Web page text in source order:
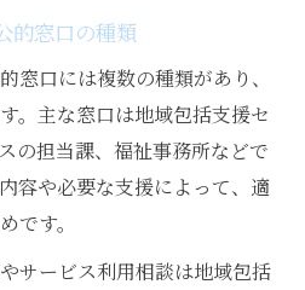
的窓口の種類
窓口には複数の種類があり、
。主な窓口は地域包括支援セ
の担当課、福祉事務所などで
容や必要な支援によって、適
です。
サービス利用相談は地域包括